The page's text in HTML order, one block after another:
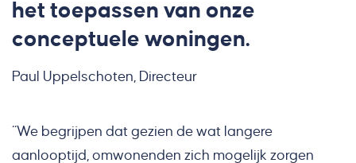
het toepassen van onze
conceptuele woningen.
Paul Uppelschoten, Directeur
“We begrijpen dat gezien de wat langere
aanlooptijd, omwonenden zich mogelijk zorgen